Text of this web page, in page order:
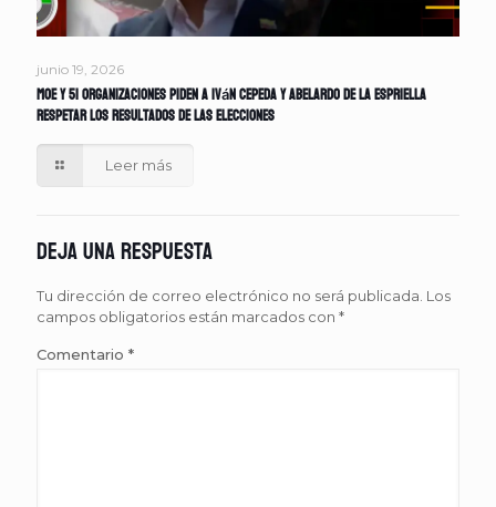
junio 19, 2026
MOE y 51 organizaciones piden a Iván Cepeda y Abelardo de la Espriella
respetar los resultados de las elecciones
Leer más
Deja una respuesta
Tu dirección de correo electrónico no será publicada. Los
campos obligatorios están marcados con *
Comentario *